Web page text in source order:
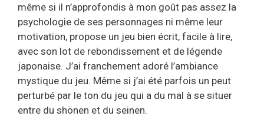
même si il n’approfondis à mon goût pas assez la
psychologie de ses personnages ni même leur
motivation, propose un jeu bien écrit, facile à lire,
avec son lot de rebondissement et de légende
japonaise. J’ai franchement adoré l’ambiance
mystique du jeu. Même si j’ai été parfois un peut
perturbé par le ton du jeu qui a du mal à se situer
entre du shönen et du seinen.